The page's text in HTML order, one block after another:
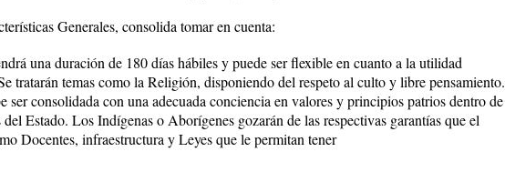
Generales, consolida tomar en cuenta:
una duración de 180 días hábiles y puede ser flexible en cuanto a la utilidad
tratarán temas como la Religión, disponiendo del respeto al culto y libre pensamiento.
ser consolidada con una adecuada conciencia en valores y principios patrios dentro de
Estado. Los Indígenas o Aborígenes gozarán de las respectivas garantías que el
Docentes, infraestructura y Leyes que le permitan tener